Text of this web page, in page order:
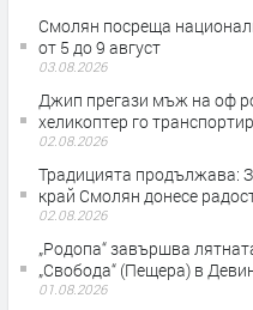
Смолян посреща
от 5 до 9 август
03.08.2026
Джип прегази мъж на оф
хеликоптер го
02.08.2026
Традицията продължава:
край Смолян донесе
02.08.2026
„Родопа“ завършва
„Свобода“ (Пещера) в
01.08.2026